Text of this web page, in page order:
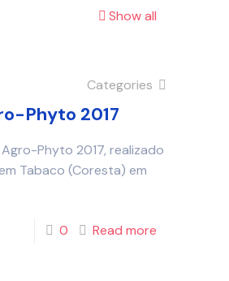
Show all
Categories
Phyto 2017
Phyto 2017, realizado
Tabaco (Coresta) em
0 Read more